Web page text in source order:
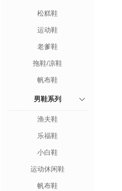
松糕鞋
运动鞋
老爹鞋
拖鞋/凉鞋
帆布鞋
男鞋系列
渔夫鞋
乐福鞋
小白鞋
运动休闲鞋
帆布鞋